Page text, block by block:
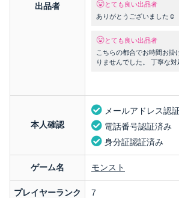
出品者
とても良い出品者
ありがとうございました☺️
とても良い出品者
こちらの都合でお時間お掛
りませんでした。 丁寧な
本人確認
メールアドレス認
電話番号認証済み
身分証認証済み
ゲーム名 モンスト
プレイヤーランク 7